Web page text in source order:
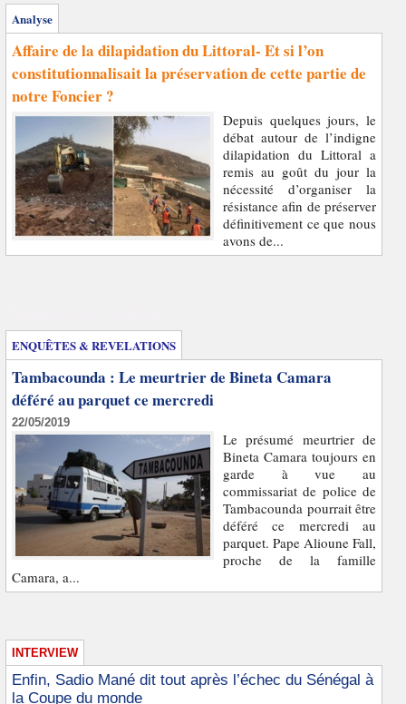
Analyse
Affaire de la dilapidation du Littoral- Et si l’on
constitutionnalisait la préservation de cette partie de
notre Foncier ?
Depuis quelques jours, le
débat autour de l’indigne
dilapidation du Littoral a
remis au goût du jour la
nécessité d’organiser la
résistance afin de préserver
définitivement ce que nous
avons de...
ENQUÊTES & REVELATIONS
Tambacounda : Le meurtrier de Bineta Camara
déféré au parquet ce mercredi
22/05/2019
Le présumé meurtrier de
Bineta Camara toujours en
garde à vue au
commissariat de police de
Tambacounda pourrait être
déféré ce mercredi au
parquet. Pape Alioune Fall,
proche de la famille
Camara, a...
INTERVIEW
Enfin, Sadio Mané dit tout après l’échec du Sénégal à
la Coupe du monde